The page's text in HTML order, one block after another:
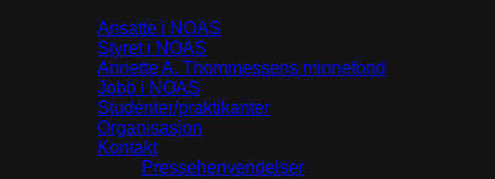
Ansatte i NOAS
Styret i NOAS
Annette A. Thommessens minnefond
Jobb i NOAS
Studenter/praktikanter
Organisasjon
Kontakt
Pressehenvendelser